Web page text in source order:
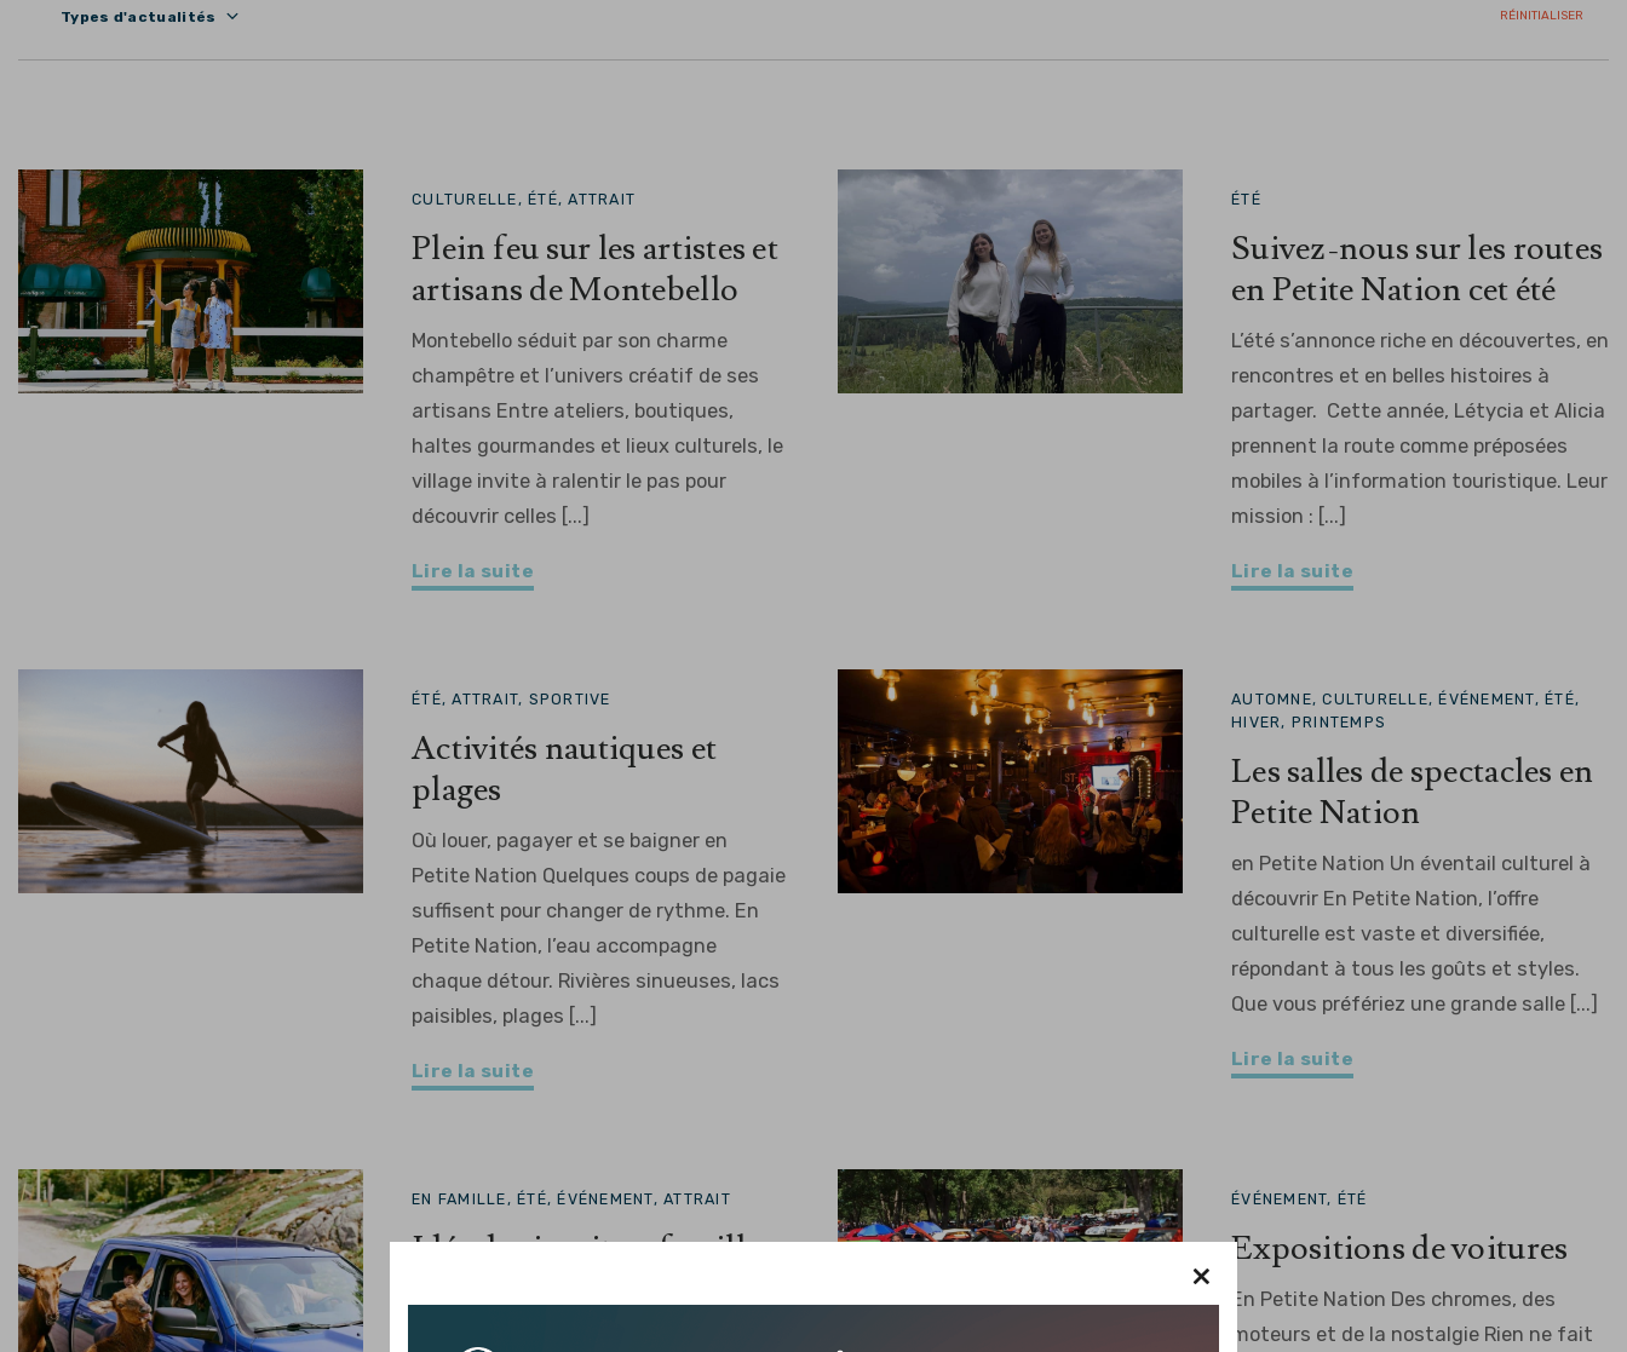
×
Types d'actualités RÉINITIALISER
CULTURELLE, ÉTÉ, ATTRAIT
Plein feu sur les artistes et
artisans de Montebello
Montebello séduit par son charme
champêtre et l’univers créatif de ses
artisans Entre ateliers, boutiques,
haltes gourmandes et lieux culturels, le
village invite à ralentir le pas pour
découvrir celles [...]
Lire la suite
ÉTÉ
Suivez-nous sur les routes
en Petite Nation cet été
L’été s’annonce riche en découvertes, en
rencontres et en belles histoires à
partager. Cette année, Létycia et Alicia
prennent la route comme préposées
mobiles à l’information touristique. Leur
mission : [...]
Lire la suite
ÉTÉ, ATTRAIT, SPORTIVE
Activités nautiques et
plages
Où louer, pagayer et se baigner en
Petite Nation Quelques coups de pagaie
suffisent pour changer de rythme. En
Petite Nation, l’eau accompagne
chaque détour. Rivières sinueuses, lacs
paisibles, plages [...]
Lire la suite
AUTOMNE, CULTURELLE, ÉVÉNEMENT, ÉTÉ,
HIVER, PRINTEMPS
Les salles de spectacles en
Petite Nation
en Petite Nation Un éventail culturel à
découvrir En Petite Nation, l’offre
culturelle est vaste et diversifiée,
répondant à tous les goûts et styles.
Que vous préfériez une grande salle [...]
Lire la suite
EN FAMILLE, ÉTÉ, ÉVÉNEMENT, ATTRAIT
Idée de circuit en famille
ÉVÉNEMENT, ÉTÉ
Expositions de voitures
En Petite Nation Des chromes, des
moteurs et de la nostalgie Rien ne fait